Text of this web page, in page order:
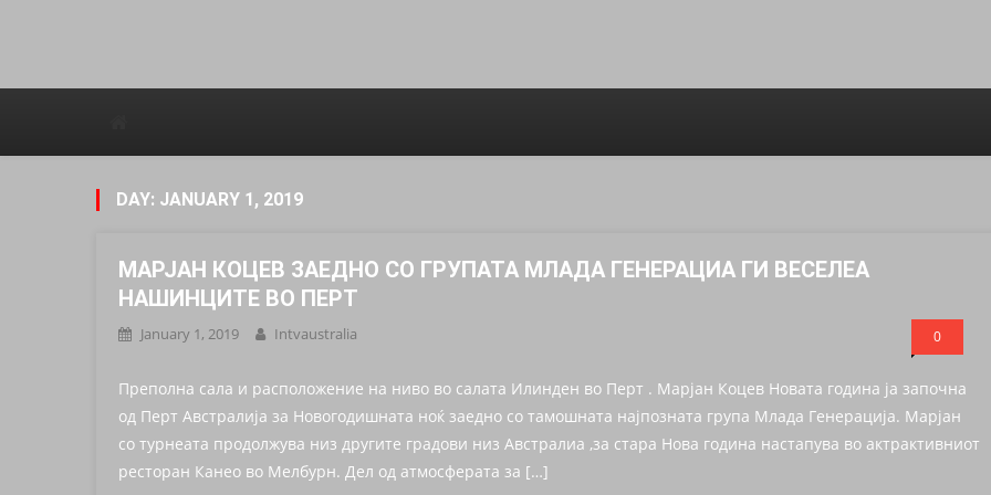
DAY: JANUARY 1, 2019
МАРЈАН КОЦЕВ ЗАЕДНО СО ГРУПАТА МЛАДА ГЕНЕРАЦИА ГИ ВЕСЕЛЕА
НАШИНЦИТЕ ВО ПЕРТ
January 1, 2019 Intvaustralia 0
Преполна сала и расположение на ниво во салата Илинден во Перт . Марјан Коцев Новата година ја започна
од Перт Австралија за Новогодишната ноќ заедно со тамошната најпозната група Млада Генерација. Марјан
со турнеата продолжува низ другите градови низ Австралиа ,за стара Нова година настапува во актрактивниот
ресторан Канео во Мелбурн. Дел од атмосферата за […]